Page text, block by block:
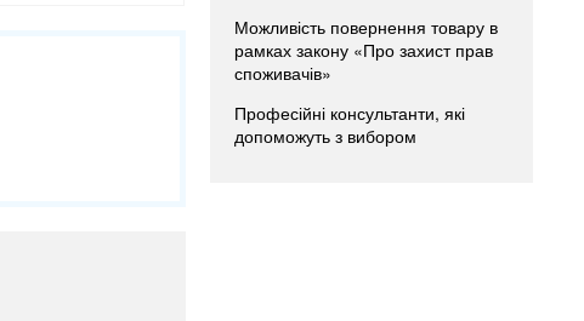
Можливість повернення товару в
рамках закону «Про захист прав
споживачів»
Професійні консультанти, які
допоможуть з вибором